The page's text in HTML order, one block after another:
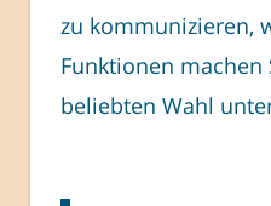
zu kommunizieren,
Funktionen machen
beliebten Wahl